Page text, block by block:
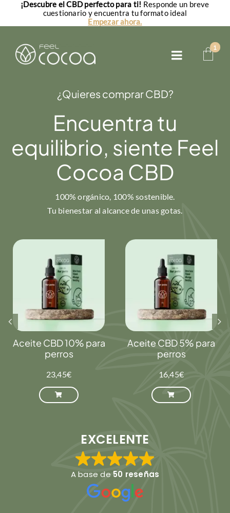
¡Descubre el CBD perfecto para ti! Responde un breve
cuestionario y encuentra tu formato ideal
Empezar ahora.
Toggle
CBD para gatos
1
¿Quieres comprar CBD?
Encuentra tu
equilibrio, siente Feel
Cocoa CBD
100% orgánico, 100% sostenible.
Tu bienestar al alcance de unas gotas.
Aceite CBD 10% para
perros
23,45€
Aceite CBD 5% para
perros
16,45€
EXCELENTE
A base de 50 reseñas